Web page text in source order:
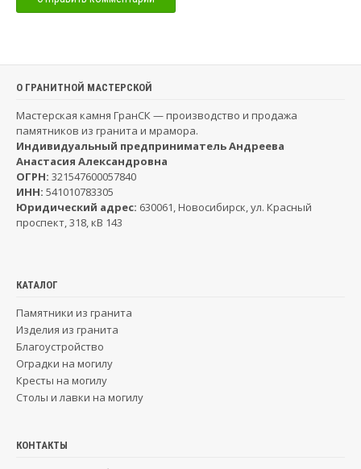
О ГРАНИТНОЙ МАСТЕРСКОЙ
Мастерская камня ГранСК — производство и продажа
памятников из гранита и мрамора.
Индивидуальный предприниматель Андреева
Анастасия Александровна
ОГРН: 321547600057840
ИНН: 541010783305
Юридический адрес: 630061, Новосибирск, ул. Красный
проспект, 318, кВ 143
КАТАЛОГ
Памятники из гранита
Изделия из гранита
Благоустройство
Оградки на могилу
Кресты на могилу
Столы и лавки на могилу
КОНТАКТЫ